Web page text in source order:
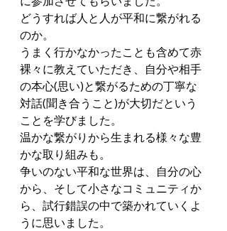
どうすれば人と人が平和に繋がれる
のか。
うまく行かなかったことも含めて赤
裸々に教えていただき、自分や相手
の本心(思い)と繋がるための丁寧な
対話(聞き合うこと)が大切だという
ことを学びました。
温かな繋がりから生まれる様々な豊
かな取り組みも。
争いのない平和な世界は、自分の心
から、そして小さなコミュニティか
ら、試行錯誤の中で築かれていくよ
うに思いました。